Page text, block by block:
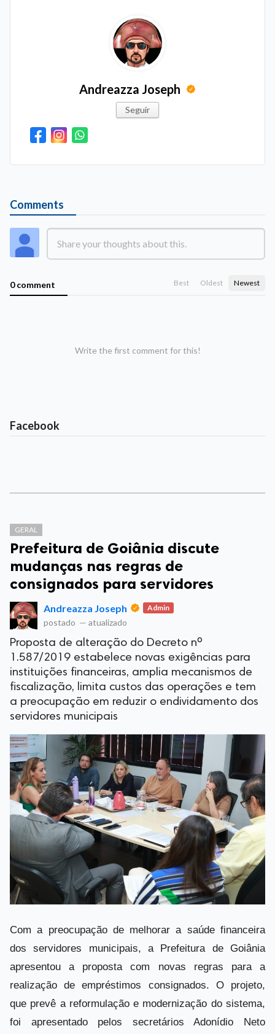
Andreazza Joseph
Seguir
Comments
0 comment Best Oldest Newest
Write the first comment for this!
Facebook
GERAL
Prefeitura de Goiânia discute
mudanças nas regras de
consignados para servidores
Andreazza Joseph Admin
postado — atualizado
Proposta de alteração do Decreto nº
1.587/2019 estabelece novas exigências para
instituições financeiras, amplia mecanismos de
fiscalização, limita custos das operações e tem
a preocupação em reduzir o endividamento dos
servidores municipais
Com a preocupação de melhorar a saúde financeira
dos servidores municipais, a Prefeitura de Goiânia
apresentou a proposta com novas regras para a
realização de empréstimos consignados. O projeto,
que prevê a reformulação e modernização do sistema,
foi apresentado pelos secretários Adonídio Neto